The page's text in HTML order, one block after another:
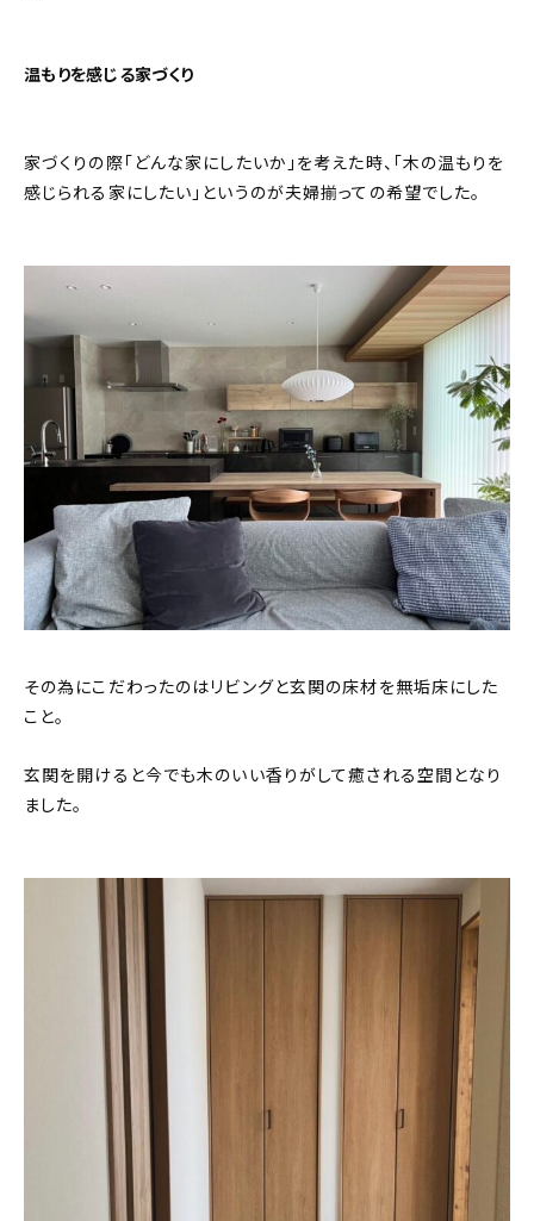
温もりを感じる家づくり
家づくりの際｢どんな家にしたいか｣を考えた時、「木の温もりを
感じられる家にしたい」というのが夫婦揃っての希望でした。
その為にこだわったのはリビングと玄関の床材を無垢床にした
こと。
玄関を開けると今でも木のいい香りがして癒される空間となり
ました。